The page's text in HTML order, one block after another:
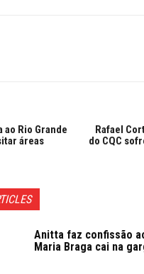
Rio Grande
áreas
Rafael
do CQC
Anitta faz confissão
Maria Braga cai na